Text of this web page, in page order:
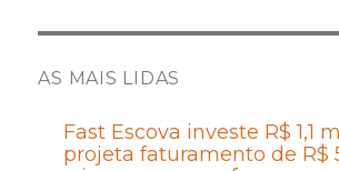
AS MAIS LIDAS
Fast Escova investe R$ 1,1
projeta faturamento de R$